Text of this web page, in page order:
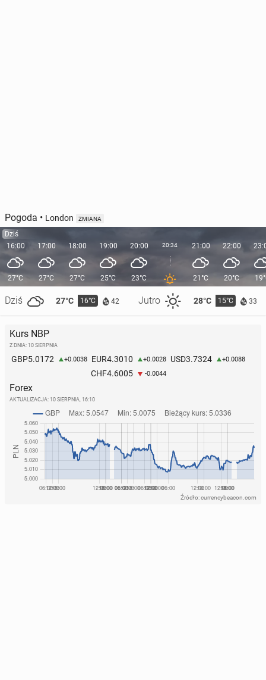
Pogoda • London ZMIANA
Dziś
16:00
27°C
Dziś 27°C 16°C 42 Jutro 28°C 15°C 33
17:00
27°C
18:00
27°C
19:00
25°C
20:00
23°C
20:34 21:00
21°C
22:00
20°C
Kurs NBP
Z DNIA: 10 SIERPNIA
GBP5.0172 +0.0038 EUR4.3010 +0.0028 USD3.7324 +0.0088
CHF4.6005 -0.0044
Forex
AKTUALIZACJA: 10 SIERPNIA, 16:10
Źródło: currencybeacon.com